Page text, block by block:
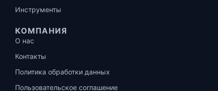
Инструменты
КОМПАНИЯ
О нас
Контакты
Политика обработки данных
Пользовательское соглашение